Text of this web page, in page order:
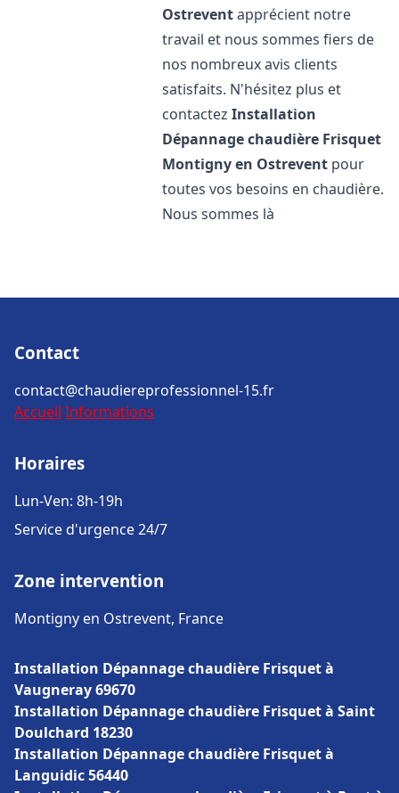
Ostreventapprécient notre
travail et nous sommes fiers de
nos nombreux avis clients
satisfaits. N'hésitez plus et
contactezInstallation
Dépannage chaudière Frisquet
Montigny en Ostrevent pour
toutes vos besoins en chaudière.
Nous sommes là
Contact
contact@chaudiereprofessionnel-15.fr
Accueil Informations
Horaires
Lun-Ven: 8h-19h
Service d'urgence 24/7
Zone intervention
Montigny en Ostrevent, France
Installation Dépannage chaudière Frisquet à
Vaugneray 69670
Installation Dépannage chaudière Frisquet à Saint
Doulchard 18230
Installation Dépannage chaudière Frisquet à
Languidic 56440